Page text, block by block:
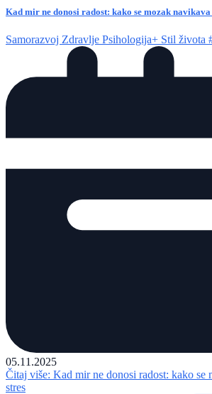
Kad mir ne donosi radost: kako se mozak navikava
Samorazvoj Zdravlje Psihologija+ Stil života
05.11.2025
Čitaj više: Kad mir ne donosi radost: kako se
stres